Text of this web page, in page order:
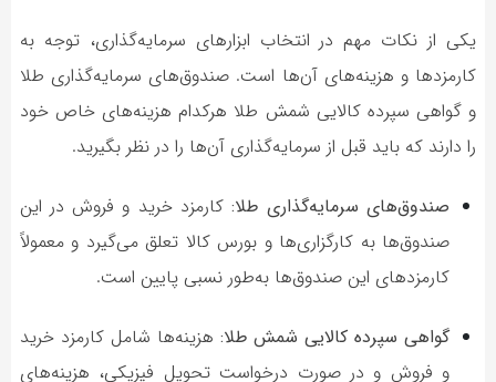
یکی از نکات مهم در انتخاب ابزارهای سرمایه‌گذاری، توجه به
کارمزدها و هزینه‌های آن‌ها است. صندوق‌های سرمایه‌گذاری طلا
و گواهی سپرده کالایی شمش طلا هرکدام هزینه‌های خاص خود
را دارند که باید قبل از سرمایه‌گذاری آن‌ها را در نظر بگیرید.
صندوق‌های سرمایه‌گذاری طلا: کارمزد خرید و فروش در این
صندوق‌ها به کارگزاری‌ها و بورس کالا تعلق می‌گیرد و معمولاً
کارمزدهای این صندوق‌ها به‌طور نسبی پایین است.
گواهی سپرده کالایی شمش طلا: هزینه‌ها شامل کارمزد خرید
و فروش و در صورت درخواست تحویل فیزیکی، هزینه‌های